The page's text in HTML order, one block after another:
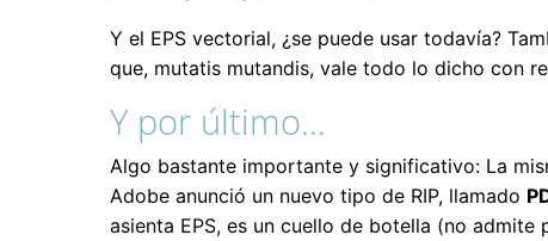
Y el EPS vectorial, ¿se puede usar todavía?
que, mutatis mutandis, vale todo lo dicho con
Y por último…
Algo bastante importante y significativo: La
Adobe anunció un nuevo tipo de RIP, llamado
asienta EPS, es un cuello de botella (no